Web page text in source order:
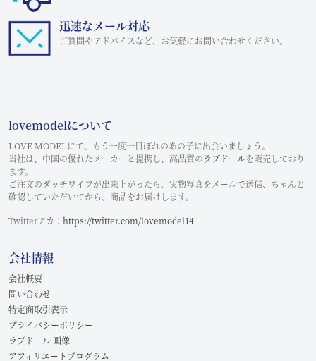
迅速なメール対応
ご質問やアドバイスなど、お気軽にお問い合わせください。
lovemodelについて
LOVE MODELにて、もう一度一目ぼれのあの子に出会いましょう。
当社は、中国の優れたメーカーと提携し、高品質のラブドールを販売しており
ます。
ご注文のダッチワイフが出来上がったら、実物写真をメールで送信、ちゃんと
確認していただいてから、商品をお届けします。
Twitterアカ： https://twitter.com/lovemodel14
会社情報
会社概要
問い合わせ
特定商取引表示
プライバシーポリシー
ラブドール 画像
アフィリエートプログラム